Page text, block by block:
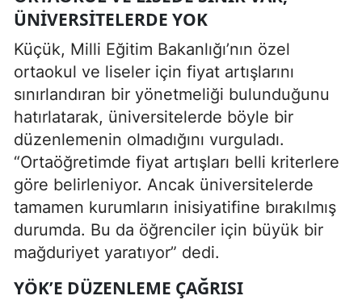
ÜNIVERSITELERDE YOK
Küçük, Milli Eğitim Bakanlığı’nın özel
ortaokul ve liseler için fiyat artışlarını
sınırlandıran bir yönetmeliği bulunduğunu
hatırlatarak, üniversitelerde böyle bir
düzenlemenin olmadığını vurguladı.
“Ortaöğretimde fiyat artışları belli kriterlere
göre belirleniyor. Ancak üniversitelerde
tamamen kurumların inisiyatifine bırakılmış
durumda. Bu da öğrenciler için büyük bir
mağduriyet yaratıyor” dedi.
YÖK’E DÜZENLEME ÇAĞRISI